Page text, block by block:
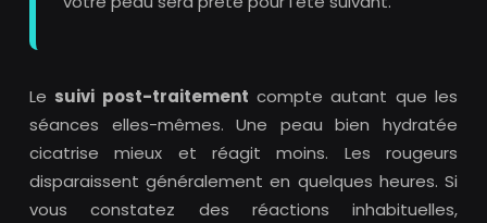
Le suivi post-traitement compte autant que les
séances elles-mêmes. Une peau bien hydratée
cicatrise mieux et réagit moins. Les rougeurs
disparaissent généralement en quelques heures. Si
vous constatez des réactions inhabituelles,